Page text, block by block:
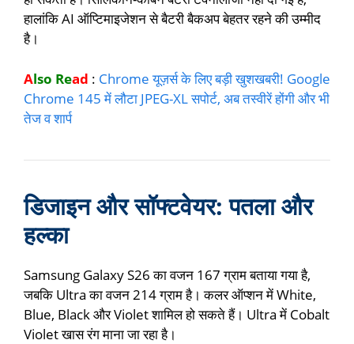
हालांकि AI ऑप्टिमाइजेशन से बैटरी बैकअप बेहतर रहने की उम्मीद
है।
Also Read : Chrome यूज़र्स के लिए बड़ी खुशखबरी! Google
Chrome 145 में लौटा JPEG-XL सपोर्ट, अब तस्वीरें होंगी और भी
तेज व शार्प
डिजाइन और सॉफ्टवेयर: पतला और
हल्का
Samsung Galaxy S26 का वजन 167 ग्राम बताया गया है,
जबकि Ultra का वजन 214 ग्राम है। कलर ऑप्शन में White,
Blue, Black और Violet शामिल हो सकते हैं। Ultra में Cobalt
Violet खास रंग माना जा रहा है।